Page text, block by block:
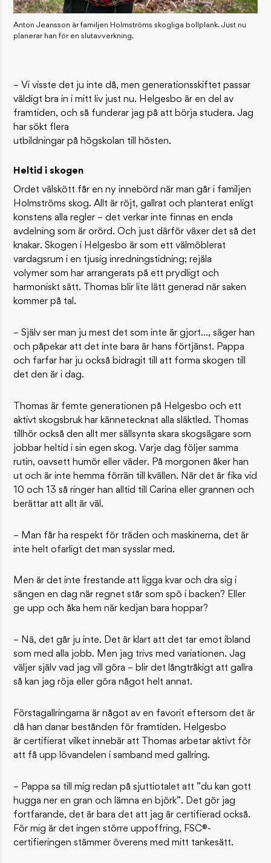
Anton Jeansson är familjen Holmströms skogliga bollplank. Just nu
planerar han för en slutavverkning.
– Vi visste det ju inte då, men generationsskiftet passar
väldigt bra in i mitt liv just nu. Helgesbo är en del av
framtiden, och så funderar jag på att börja studera. Jag
har sökt flera
utbildningar på högskolan till hösten.
Heltid i skogen
Ordet välskött får en ny innebörd när man går i familjen
Holmströms skog. Allt är röjt, gallrat och planterat enligt
konstens alla regler – det verkar inte finnas en enda
avdelning som är orörd. Och just därför växer det så det
knakar. Skogen i Helgesbo är som ett välmöblerat
vardagsrum i en tjusig inredningstidning; rejäla
volymer som har arrangerats på ett prydligt och
harmoniskt sätt. Thomas blir lite lätt generad när saken
kommer på tal.
– Själv ser man ju mest det som inte är gjort…, säger han
och påpekar att det inte bara är hans förtjänst. Pappa
och farfar har ju också bidragit till att forma skogen till
det den är i dag.
Thomas är femte generationen på Helgesbo och ett
aktivt skogsbruk har kännetecknat alla släktled. Thomas
tillhör också den allt mer sällsynta skara skogsägare som
jobbar heltid i sin egen skog. Varje dag följer samma
rutin, oavsett humör eller väder. På morgonen åker han
ut och är inte hemma förrän till kvällen. När det är fika vid
10 och 13 så ringer han alltid till Carina eller grannen och
berättar att allt är väl.
– Man får ha respekt för träden och maskinerna, det är
inte helt ofarligt det man sysslar med.
Men är det inte frestande att ligga kvar och dra sig i
sängen en dag när regnet står som spö i backen? Eller
ge upp och åka hem när kedjan bara hoppar?
– Nä, det går ju inte. Det är klart att det tar emot ibland
som med alla jobb. Men jag trivs med variationen. Jag
väljer själv vad jag vill göra – blir det långtråkigt att gallra
så kan jag röja eller göra något helt annat.
Förstagallringarna är något av en favorit eftersom det är
då han danar bestånden för framtiden. Helgesbo
är certifierat vilket innebär att Thomas arbetar aktivt för
att få upp lövandelen i samband med gallring.
– Pappa sa till mig redan på sjuttiotalet att ”du kan gott
hugga ner en gran och lämna en björk”. Det gör jag
fortfarande, det är bara det att jag är certifierad också.
För mig är det ingen större uppoffring, FSC®-
certifieringen stämmer överens med mitt tankesätt.